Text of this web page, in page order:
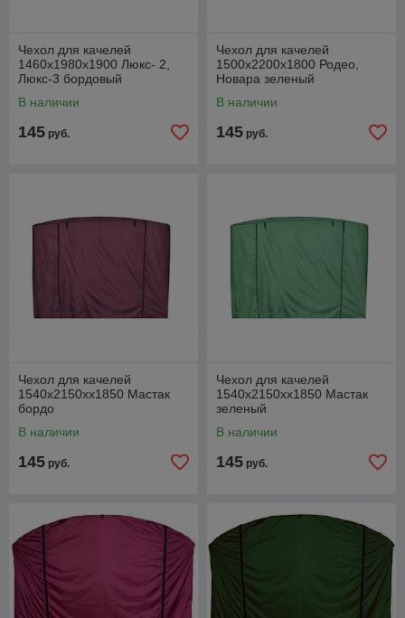
Чехол для качелей
1460х1980х1900 Люкс- 2,
Люкс-3 бордовый
В наличии
145 руб.
Чехол для качелей
1500х2200х1800 Родео,
Новара зеленый
В наличии
145 руб.
Чехол для качелей
1540х2150хх1850 Мастак
бордо
В наличии
145 руб.
Чехол для качелей
1540х2150хх1850 Мастак
зеленый
В наличии
145 руб.